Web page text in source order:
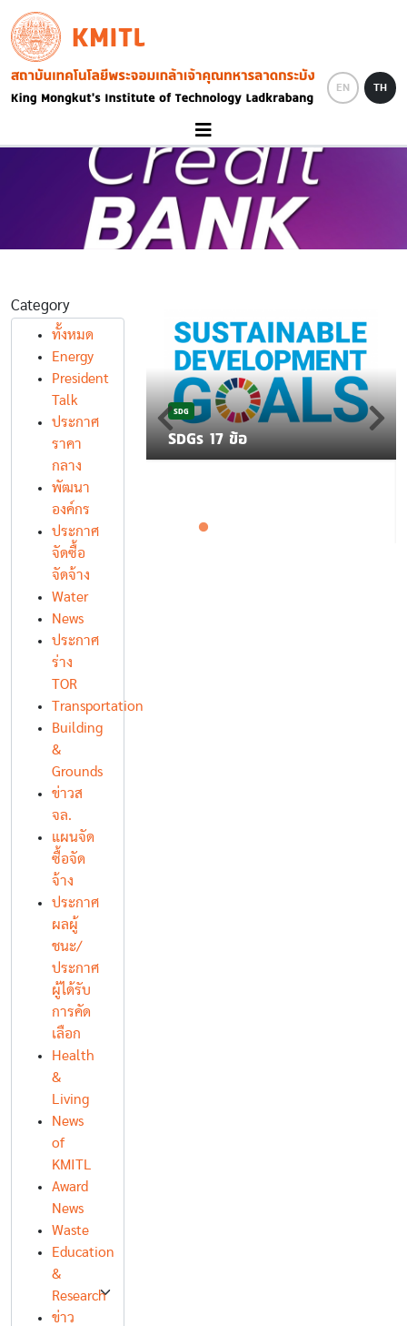
Skip to main content
KMITL
Image
EN TH
Category
ทั้งหมด
Energy
President
Talk
ประกาศ
ราคา
กลาง
พัฒนา
องค์กร
ประกาศ
จัดซื้อ
จัดจ้าง
Water
News
ประกาศ
ร่าง
TOR
Transportation
Building
&
Grounds
ข่าวส
จล.
แผนจัด
ซื้อจัด
จ้าง
ประกาศ
ผลผู้
ชนะ/
ประกาศ
ผู้ได้รับ
การคัด
เลือก
Health
&
Living
News
of
KMITL
Award
News
Waste
Education
&
Research
ข่าว
าย K-CLEAN
โรงอาหาร
SDG
SDGs 17 ข้อ